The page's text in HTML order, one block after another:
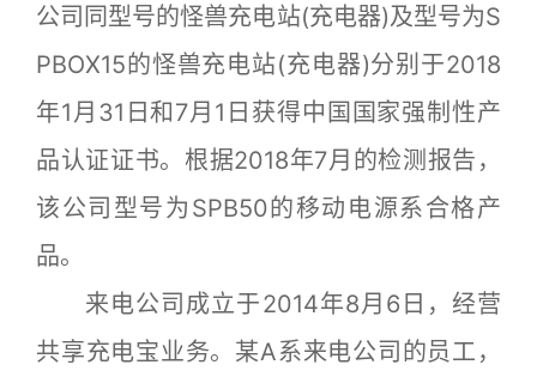
公司同型号的怪兽充电站(充电器)及型号为S
PBOX15的怪兽充电站(充电器)分别于2018
年1月31日和7月1日获得中国国家强制性产
品认证证书。根据2018年7月的检测报告，
该公司型号为SPB50的移动电源系合格产
品。
来电公司成立于2014年8月6日，经营
共享充电宝业务。某A系来电公司的员工，